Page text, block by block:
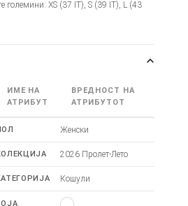
големини: XS (37 IT), S (39 IT), L (43
ИМЕ НА
АТРИБУТ
ВРЕДНОСТ НА
АТРИБУТОТ
Женски
2026 Пролет-Лето
Кошули